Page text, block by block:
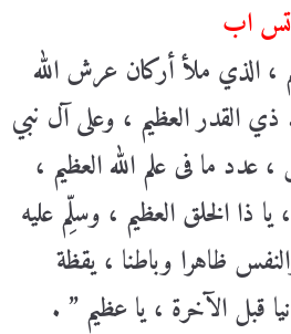
اب
، الذي ملأ أركان عرش اللّٰه
ذي القدر العظيم ، وعلى آل نبي
عدد ما فى علم اللّٰه العظيم ،
يا ذا الخلق العظيم ، وسلِّم عليه
ظاهرا وباطنا ، يقظة
قبل الآخرة ، يا عظيم ” .